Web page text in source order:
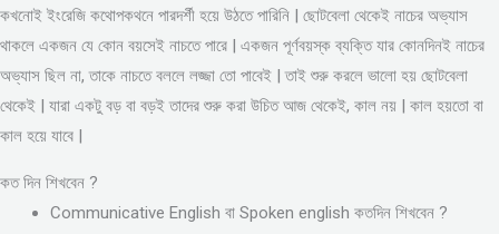
কখনোই ইংরেজি কথোপকথনে পারদর্শী হয়ে উঠতে পারিনি | ছোটবেলা থেকেই নাচের অভ্যাস
থাকলে একজন যে কোন বয়সেই নাচতে পারে | একজন পূর্ণবয়স্ক ব্যক্তি যার কোনদিনই নাচের
অভ্যাস ছিল না, তাকে নাচতে বললে লজ্জা তো পাবেই | তাই শুরু করলে ভালো হয় ছোটবেলা
থেকেই | যারা একটু বড় বা বড়ই তাদের শুরু করা উচিত আজ থেকেই, কাল নয় | কাল হয়তো বা
কাল হয়ে যাবে |
কত দিন শিখবেন ?
Communicative English বা Spoken english কতদিন শিখবেন ?